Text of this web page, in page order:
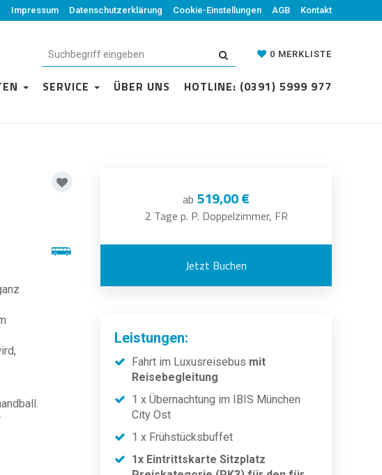
Impressum Datenschutzerklärung Cookie-Einstellungen AGB Kontakt
0 MERKLISTE
SERVICE ÜBER UNS HOTLINE: (0391) 5999 977
ab 519,00 €
2 Tage p. P. Doppelzimmer, FR
Jetzt Buchen
Leistungen:
Fahrt im Luxusreisebus mit
Reisebegleitung
1 x Übernachtung im IBIS München
City Ost
1 x Frühstücksbuffet
1x Eintrittskarte Sitzplatz